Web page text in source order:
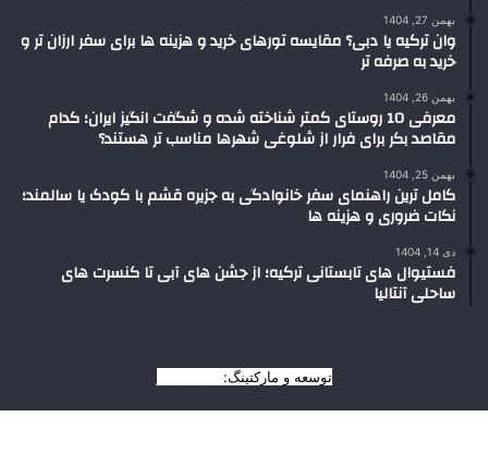
بهمن 27, 1404
وان ترکیه یا دبی؟ مقایسه تورهای خرید و هزینه ها برای سفر ارزان تر و
خرید به صرفه تر
بهمن 26, 1404
معرفی 10 روستای کمتر شناخته شده و شگفت انگیز ایران؛ کدام
مقاصد بکر برای فرار از شلوغی شهرها مناسب تر هستند؟
بهمن 25, 1404
کامل ترین راهنمای سفر خانوادگی به جزیره قشم با کودک یا سالمند؛
نکات ضروری و هزینه ها
دی 14, 1404
فستیوال های تابستانی ترکیه؛ از جشن های آبی تا کنسرت های
ساحلی آنتالیا
توسعه و مارکتینگ: